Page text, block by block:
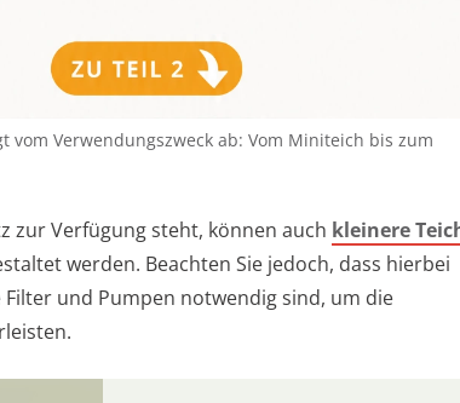
vom Verwendungszweck ab: Vom Miniteich bis zum
zur Verfügung steht, können auch kleinere
werden. Beachten Sie jedoch, dass hierbei
und Pumpen notwendig sind, um die